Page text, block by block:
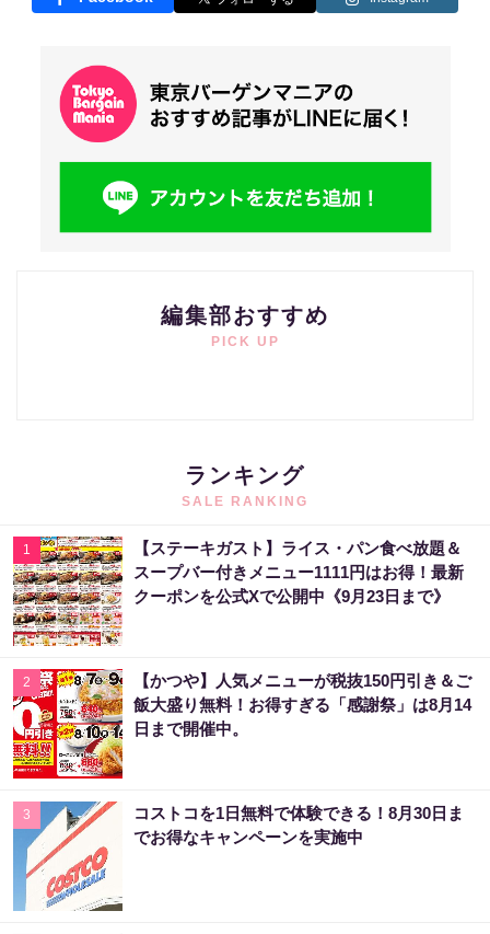
編集部おすすめ
PICK UP
ランキング
SALE RANKING
1
【ステーキガスト】ライス・パン食べ放題＆
スープバー付きメニュー1111円はお得！最新
クーポンを公式Xで公開中《9月23日まで》
2
【かつや】人気メニューが税抜150円引き＆ご
飯大盛り無料！お得すぎる「感謝祭」は8月14
日まで開催中。
3
コストコを1日無料で体験できる！8月30日ま
でお得なキャンペーンを実施中